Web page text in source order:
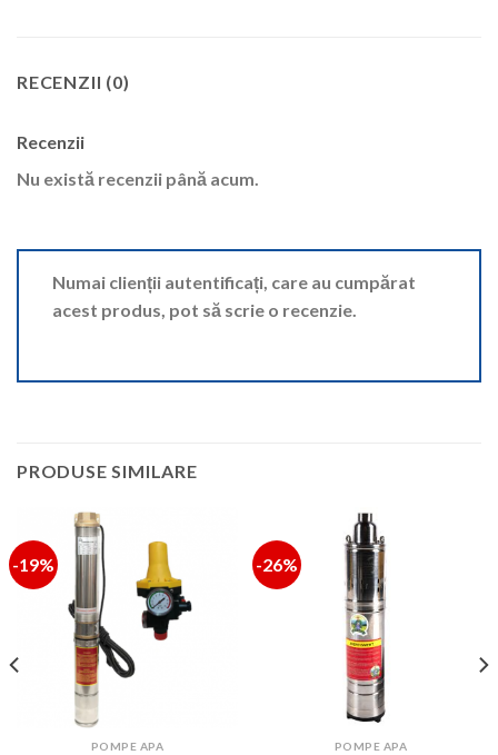
RECENZII (0)
Recenzii
Nu există recenzii până acum.
Numai clienții autentificați, care au cumpărat
acest produs, pot să scrie o recenzie.
PRODUSE SIMILARE
-19%
POMPE APA
-26%
POMPE APA